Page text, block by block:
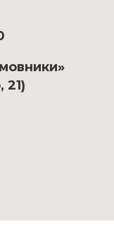
21)